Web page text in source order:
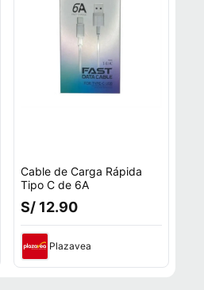
Cable de Carga Rápida
Tipo C de 6A
S/ 12.90
Plazavea